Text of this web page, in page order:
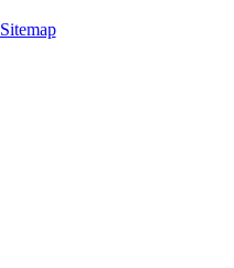
Sitemap